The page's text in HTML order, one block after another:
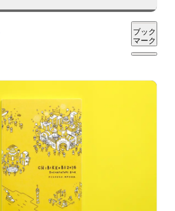
ブック
マーク